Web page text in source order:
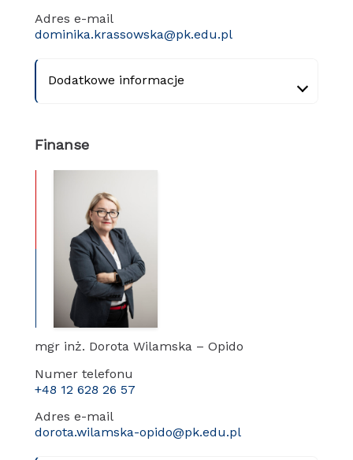
Adres e-mail
dominika.krassowska@pk.edu.pl
Dodatkowe informacje
Finanse
mgr inż. Dorota Wilamska – Opido
Numer telefonu
+48 12 628 26 57
Adres e-mail
dorota.wilamska-opido@pk.edu.pl